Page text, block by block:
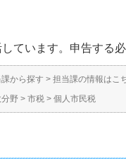
ています。申告する必
から探す > 担当課の情報はこ
野 > 市税 > 個人市民税